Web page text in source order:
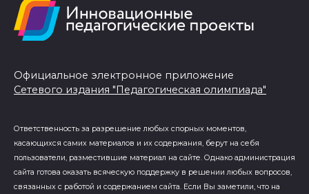
Официальное электронное приложение
Сетевого издания "Педагогическая олимпиада"
Ответственность за разрешение любых спорных моментов,
касающихся самих материалов и их содержания, берут на себя
пользователи, разместившие материал на сайте. Однако администрация
сайта готова оказать всяческую поддержку в решении любых вопросов,
связанных с работой и содержанием сайта. Если Вы заметили, что на